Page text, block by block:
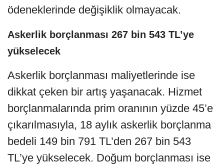
ödeneklerinde değişiklik olmayacak.
Askerlik borçlanması 267 bin 543 TL’ye
yükselecek
Askerlik borçlanması maliyetlerinde ise
dikkat çeken bir artış yaşanacak. Hizmet
borçlanmalarında prim oranının yüzde 45’e
çıkarılmasıyla, 18 aylık askerlik borçlanma
bedeli 149 bin 791 TL’den 267 bin 543
TL’ye yükselecek. Doğum borçlanması ise